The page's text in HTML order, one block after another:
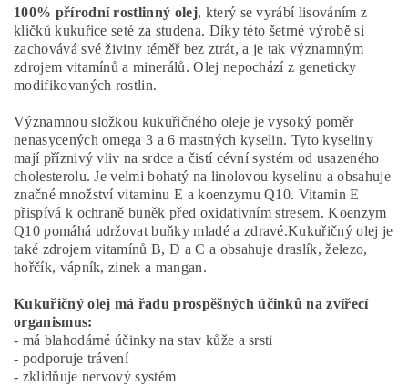
100% přírodní rostlinný olej, který se vyrábí lisováním z
klíčků kukuřice seté za studena. Díky této šetrné výrobě si
zachovává své živiny téměř bez ztrát, a je tak významným
zdrojem vitamínů a minerálů. Olej nepochází z geneticky
modifikovaných rostlin.
Významnou složkou kukuřičného oleje je vysoký poměr
nenasycených omega 3 a 6 mastných kyselin. Tyto kyseliny
mají příznivý vliv na srdce a čistí cévní systém od usazeného
cholesterolu. Je velmi bohatý na linolovou kyselinu a obsahuje
značné množství vitaminu E a koenzymu Q10. Vitamin E
přispívá k ochraně buněk před oxidativním stresem. Koenzym
Q10 pomáhá udržovat buňky mladé a zdravé.Kukuřičný olej je
také zdrojem vitamínů B, D a C a obsahuje draslík, železo,
hořčík, vápník, zinek a mangan.
Kukuřičný olej má řadu prospěšných účinků na zvířecí
organismus:
- má blahodárné účinky na stav kůže a srsti
- podporuje trávení
- zklidňuje nervový systém